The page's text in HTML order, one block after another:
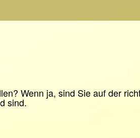
Wenn ja, sind Sie auf der
sind.